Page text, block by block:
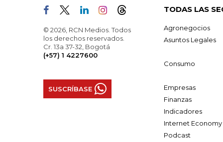
© 2026, RCN Medios. Todos
los derechos reservados.
Cr. 13a 37-32, Bogotá
(+57) 1 4227600
SUSCRÍBASE
TODAS LAS
Agronegocios
Asuntos Legales
Consumo
Empresas
Finanzas
Indicadores
Internet Economy
Podcast